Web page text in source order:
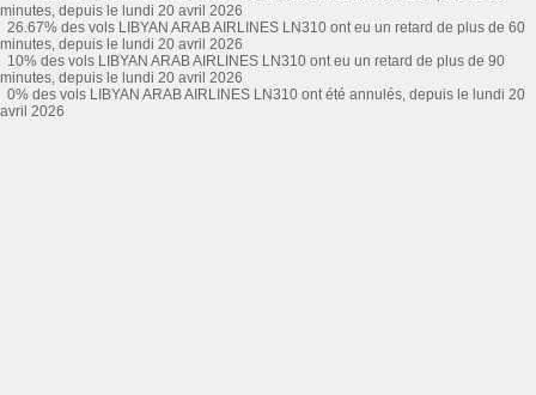
minutes, depuis le lundi 20 avril 2026
26.67% des vols LIBYAN ARAB AIRLINES LN310 ont eu un retard de plus de 60
minutes, depuis le lundi 20 avril 2026
10% des vols LIBYAN ARAB AIRLINES LN310 ont eu un retard de plus de 90
minutes, depuis le lundi 20 avril 2026
0% des vols LIBYAN ARAB AIRLINES LN310 ont été annulés, depuis le lundi 20
avril 2026